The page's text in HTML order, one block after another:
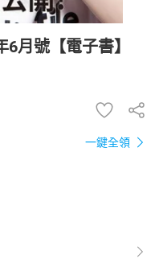
月號【電子書】
一鍵全領